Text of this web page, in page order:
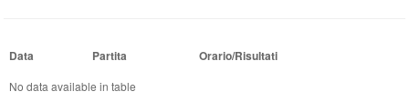
Data Partita Orario/Risultati
No data available in table